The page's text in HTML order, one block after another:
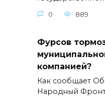
0 889
Фурсов
компанией?
Как сообщает
Народный